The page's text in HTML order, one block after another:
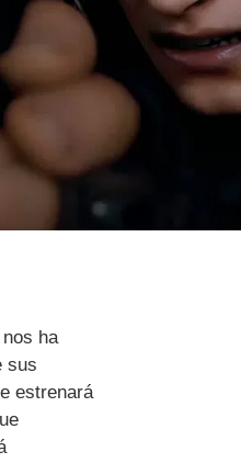
ha
sus
estrenará